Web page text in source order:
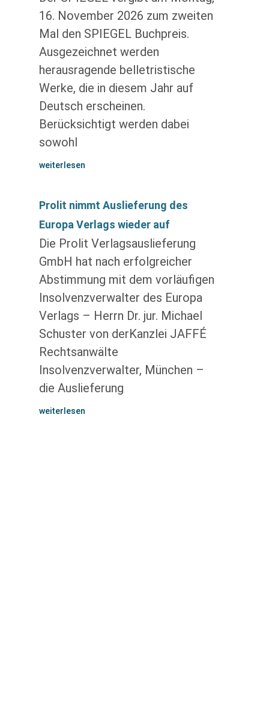
16. November 2026 zum zweiten
Mal den SPIEGEL Buchpreis.
Ausgezeichnet werden
herausragende belletristische
Werke, die in diesem Jahr auf
Deutsch erscheinen.
Berücksichtigt werden dabei
sowohl
weiterlesen
Prolit nimmt Auslieferung des
Europa Verlags wieder auf
Die Prolit Verlagsauslieferung
GmbH hat nach erfolgreicher
Abstimmung mit dem vorläufigen
Insolvenzverwalter des Europa
Verlags – Herrn Dr. jur. Michael
Schuster von derKanzlei JAFFÉ
Rechtsanwälte
Insolvenzverwalter, München –
die Auslieferung
weiterlesen